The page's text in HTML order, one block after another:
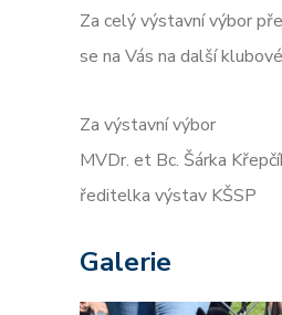
Za celý výstavní výbor
se na Vás
Za výstavní výbor
MVDr. et Bc. Šárka
ředitelka výstav KŠSP
Galerie